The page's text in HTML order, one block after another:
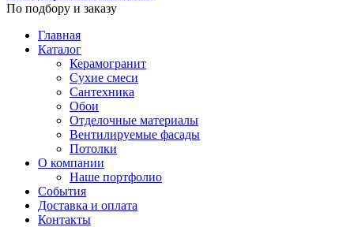
По подбору и заказу
Главная
Каталог
Керамогранит
Сухие смеси
Сантехника
Обои
Отделочные материалы
Вентилируемые фасады
Потолки
О компании
Наше портфолио
События
Доставка и оплата
Контакты